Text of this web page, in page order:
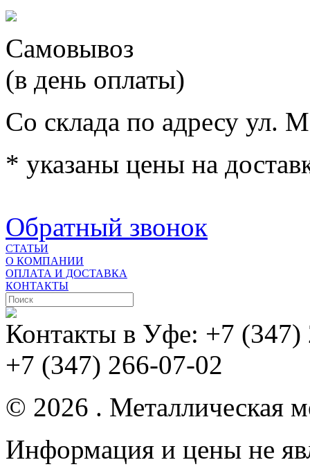
Самовывоз
(в день оплаты)
Со склада по адресу ул.
* указаны цены на
Обратный звонок
СТАТЬИ
О КОМПАНИИ
ОПЛАТА И ДОСТАВКА
КОНТАКТЫ
Контакты в Уфе: +7 (347)
+7 (347) 266-07-02
© 2026 . Металлическая
Информация и цены не